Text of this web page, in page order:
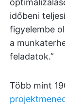
időbeni
figyelembe
a
feladatok.”
Több mint